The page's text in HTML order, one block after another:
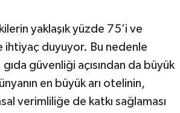
yaklaşık yüzde 75’i ve
ihtiyaç duyuyor. Bu nedenle
güvenliği açısından da büyük
en büyük arı otelinin,
verimliliğe de katkı sağlaması